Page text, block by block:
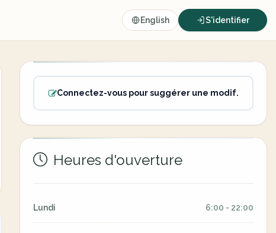
English S'identifier
Connectez-vous pour suggérer une modif.
Heures d'ouverture
Lundi 6:00 - 22:00